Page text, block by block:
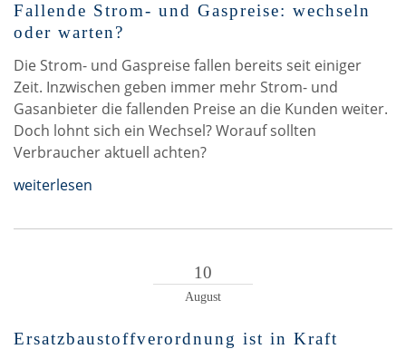
Fallende Strom- und Gaspreise: wechseln
oder warten?
Die Strom- und Gaspreise fallen bereits seit einiger
Zeit. Inzwischen geben immer mehr Strom- und
Gasanbieter die fallenden Preise an die Kunden weiter.
Doch lohnt sich ein Wechsel? Worauf sollten
Verbraucher aktuell achten?
weiterlesen
10
August
Ersatzbaustoffverordnung ist in Kraft